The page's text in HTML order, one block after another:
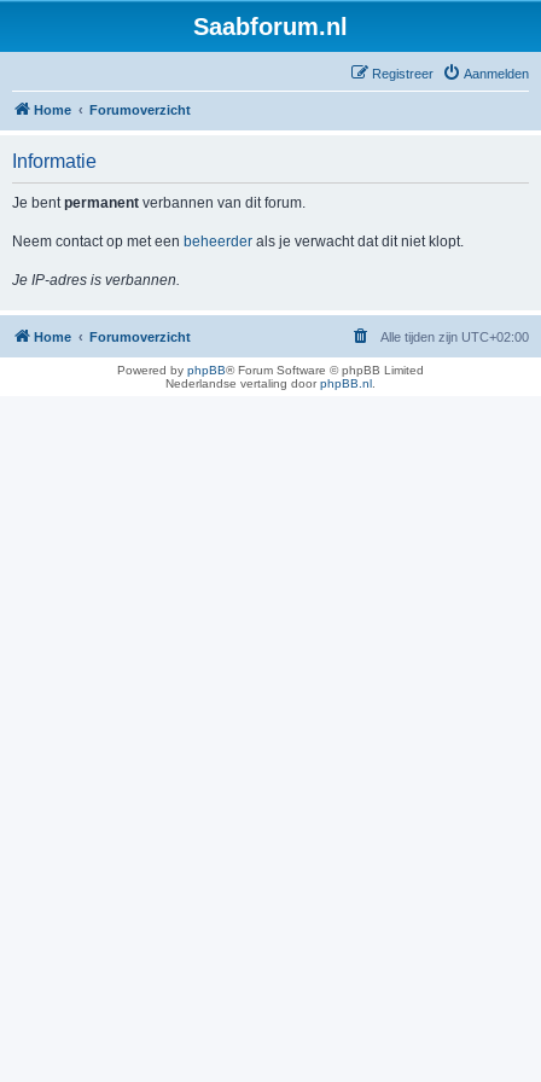
Saabforum.nl
Aanmelden
Registreer
Home Forumoverzicht
Informatie
Je bentpermanent verbannen van dit forum.
Neem contact op met een beheerder als je verwacht dat dit niet klopt.
Je IP-adres is verbannen.
Home Forumoverzicht Alle tijden zijn UTC+02:00
Powered by phpBB® Forum Software © phpBB Limited
Nederlandse vertaling doorphpBB.nl